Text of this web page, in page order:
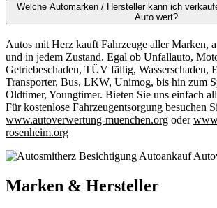
Welche Automarken / Hersteller kann ich
Auto wert?
Autos mit Herz kauft Fahrzeuge aller Marken,
und in jedem Zustand. Egal ob Unfallauto,
Getriebeschaden, TÜV fällig, Wasserschaden,
Transporter, Bus, LKW, Unimog, bis hin zum
Oldtimer, Youngtimer. Bieten Sie uns einfach
Für kostenlose Fahrzeugentsorgung besuchen
www.autoverwertung-muenchen.org oder
rosenheim.org
Marken & Hersteller